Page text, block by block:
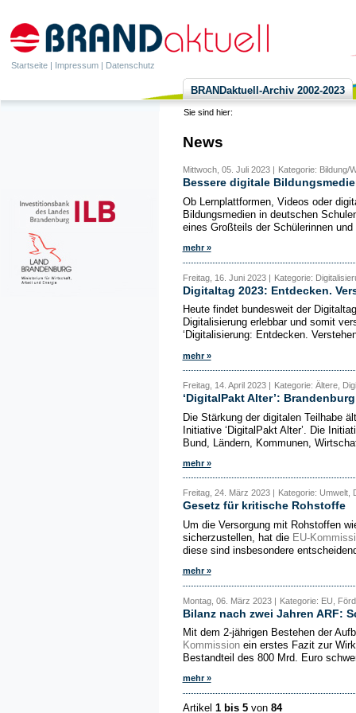
Startseite | Impressum | Datenschutz
BRANDaktuell-Archiv 2002-2023
Sie sind hier:
News
Mittwoch, 05. Juli 2023 | Kategorie: Bildung/
Bessere digitale
Ob Lernplattformen, Videos oder
Bildungsmedien in deutschen
eines Großteils der Schülerinnen
mehr »
Freitag, 16. Juni 2023 | Kategorie:
Digitaltag 2023: Entdecken.
Heute findet bundesweit der
Digitalisierung erlebbar und somit
‘Digitalisierung: Entdecken.
mehr »
Freitag, 14. April 2023 | Kategorie: Ältere,
‘DigitalPakt Alter’:
Die Stärkung der digitalen Teilhabe
Initiative ‘DigitalPakt Alter’. Die
Bund, Ländern, Kommunen,
mehr »
Freitag, 24. März 2023 | Kategorie: Umwelt,
Gesetz für kritische Rohstoffe
Um die Versorgung mit Rohstoffen
sicherzustellen, hat die EU-
diese sind insbesondere
mehr »
Montag, 06. März 2023 | Kategorie: EU,
Bilanz nach zwei Jahren ARF:
Mit dem 2-jährigen Bestehen der
Kommissionein erstes Fazit zur
Bestandteil des 800 Mrd. Euro
mehr »
Artikel 1 bis 5von 84